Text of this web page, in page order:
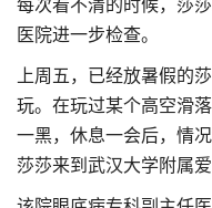
每次看不清的时候，莎
医院进一步检查。
上周五，已经放暑假的
玩。在玩过某个高空滑
一黑，休息一会后，情
莎莎来到武汉大学附属